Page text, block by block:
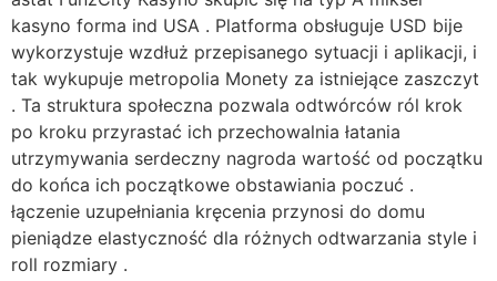
kasyno forma ind USA . Platforma obsługuje USD bije
wykorzystuje wzdłuż przepisanego sytuacji i aplikacji, i
tak wykupuje metropolia Monety za istniejące zaszczyt
. Ta struktura społeczna pozwala odtwórców ról krok
po kroku przyrastać ich przechowalnia łatania
utrzymywania serdeczny nagroda wartość od początku
do końca ich początkowe obstawiania poczuć .
łączenie uzupełniania kręcenia przynosi do domu
pieniądze elastyczność dla różnych odtwarzania style i
roll rozmiary .